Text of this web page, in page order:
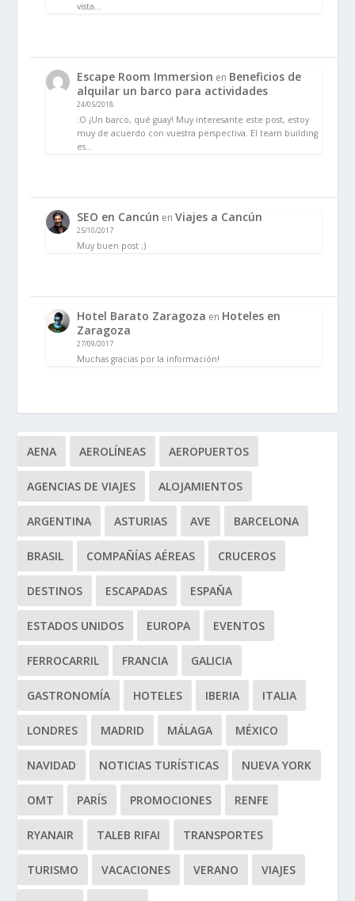
vista…
Escape Room Immersion en Beneficios de
alquilar un barco para actividades
24/05/2018
:O ¡Un barco, qué guay! Muy interesante este post, estoy
muy de acuerdo con vuestra perspectiva. El team building
es…
SEO en Cancún enViajes a Cancún
25/10/2017
Muy buen post ;)
Hotel Barato Zaragoza en Hoteles en
Zaragoza
27/09/2017
Muchas gracias por la información!
AENA AEROLÍNEAS AEROPUERTOS
AGENCIAS DE VIAJES ALOJAMIENTOS
ARGENTINA ASTURIAS AVE BARCELONA
BRASIL COMPAÑÍAS AÉREAS CRUCEROS
DESTINOS ESCAPADAS ESPAÑA
ESTADOS UNIDOS EUROPA EVENTOS
FERROCARRIL FRANCIA GALICIA
GASTRONOMÍA HOTELES IBERIA ITALIA
LONDRES MADRID MÁLAGA MÉXICO
NAVIDAD NOTICIAS TURÍSTICAS NUEVA YORK
OMT PARÍS PROMOCIONES RENFE
RYANAIR TALEB RIFAI TRANSPORTES
TURISMO VACACIONES VERANO VIAJES